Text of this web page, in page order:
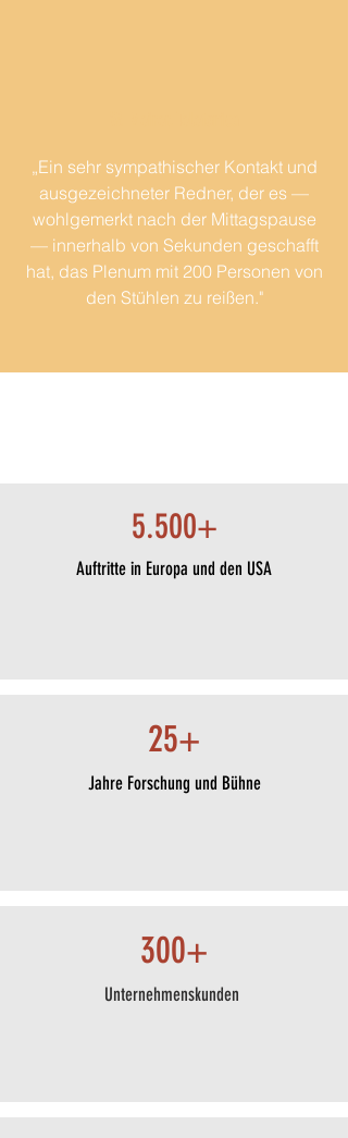
„Ein sehr sympathischer Kontakt und
ausgezeichneter Redner, der es —
wohlgemerkt nach der Mittagspause
— innerhalb von Sekunden geschafft
hat, das Plenum mit 200 Personen von
den Stühlen zu reißen."
5.500+
Auftritte in Europa und den USA
25+
Jahre Forschung und Bühne
300+
Unternehmenskunden